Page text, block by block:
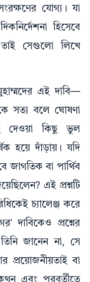
যোগ্য। যা
হিসেবে
তাই সেগুলো লিখে
এই দাবি—
সত্য বলে ঘোষণা
দেওয়া কিছু ভুল
হয়ে দাঁড়ায়। যদি
জাগতিক বা পার্থিব
এই প্রশ্নটি
চ্যালেঞ্জ করে
দাবিকেও প্রশ্নের
জানেন না, সে
প্রয়োজনীয়তাই বা
এবং পরবর্তীতে